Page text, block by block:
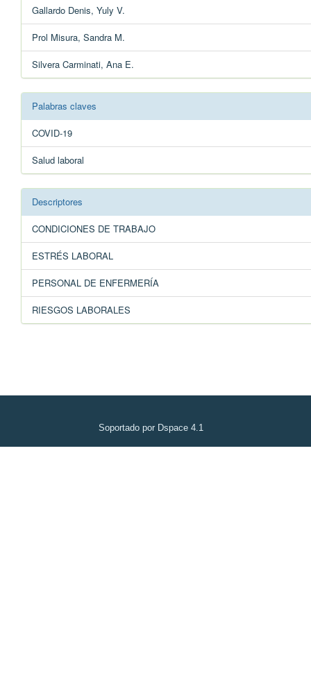
Gallardo Denis, Yuly V.
Prol Misura, Sandra M.
Silvera Carminati, Ana E.
Palabras claves
COVID-19
Salud laboral
Descriptores
CONDICIONES DE TRABAJO
ESTRÉS LABORAL
PERSONAL DE ENFERMERÍA
RIESGOS LABORALES
Soportado por Dspace 4.1